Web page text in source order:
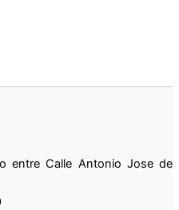
entre Calle Antonio Jose de